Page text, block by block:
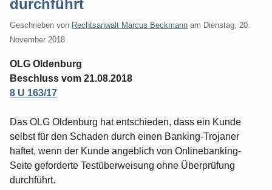
durchführt
Geschrieben von Rechtsanwalt Marcus Beckmann am Dienstag, 20.
November 2018
OLG Oldenburg
Beschluss vom 21.08.2018
8 U 163/17
Das OLG Oldenburg hat entschieden, dass ein Kunde
selbst für den Schaden durch einen Banking-Trojaner
haftet, wenn der Kunde angeblich von Onlinebanking-
Seite geforderte Testüberweisung ohne Überprüfung
durchführt.